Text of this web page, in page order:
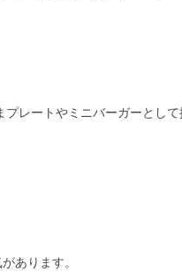
レートやミニバーガーとして
あります。